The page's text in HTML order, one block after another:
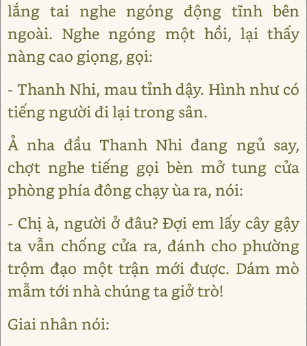
lắng tai nghe ngóng động tĩnh bên
ngoài. Nghe ngóng một hồi, lại thấy
nàng cao giọng, gọi:
- Thanh Nhi, mau tỉnh dậy. Hình như có
tiếng người đi lại trong sân.
Ả nha đầu Thanh Nhi đang ngủ say,
chợt nghe tiếng gọi bèn mở tung cửa
phòng phía đông chạy ùa ra, nói:
- Chị à, người ở đâu? Đợi em lấy cây gậy
ta vẫn chống cửa ra, đánh cho phường
trộm đạo một trận mới được. Dám mò
mẫm tới nhà chúng ta giở trò!
Giai nhân nói: